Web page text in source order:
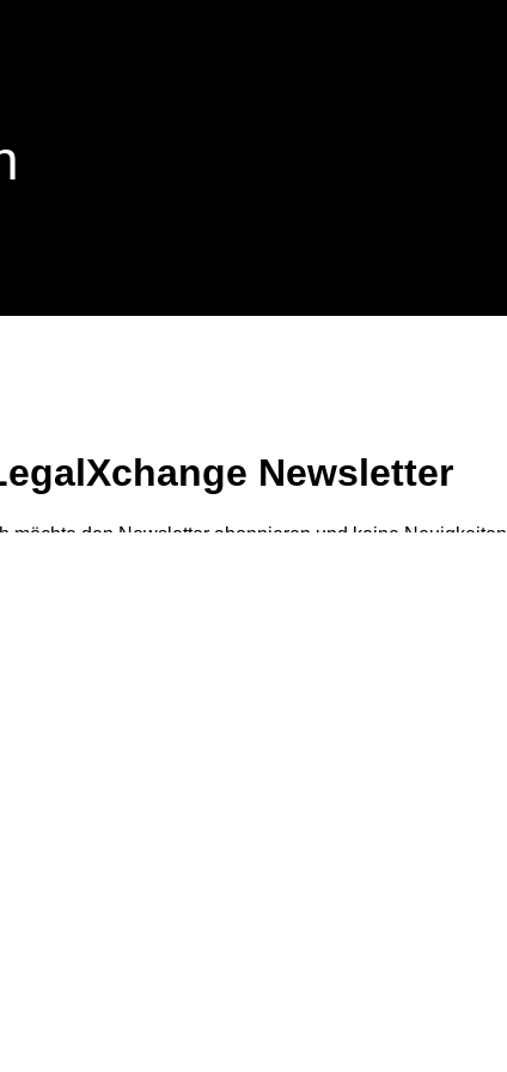
Newsletter
möchte den Newsletter abonnieren und keine Neuigkeiten